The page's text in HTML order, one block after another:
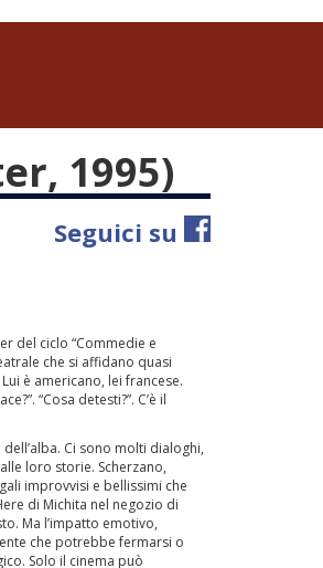
1995)
Seguici su
del ciclo “Commedie e
che si affidano quasi
è americano, lei francese.
“Cosa detesti?”. C’è il
Ci sono molti dialoghi,
loro storie. Scherzano,
improvvisi e bellissimi che
di Michita nel negozio di
Ma l’impatto emotivo,
che potrebbe fermarsi o
Solo il cinema può